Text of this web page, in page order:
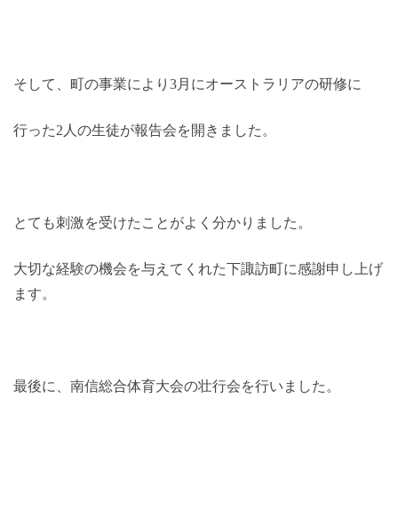
そして、町の事業により3月にオーストラリアの研修に
行った2人の生徒が報告会を開きました。
とても刺激を受けたことがよく分かりました。
大切な経験の機会を与えてくれた下諏訪町に感謝申し上げ
ます。
最後に、南信総合体育大会の壮行会を行いました。